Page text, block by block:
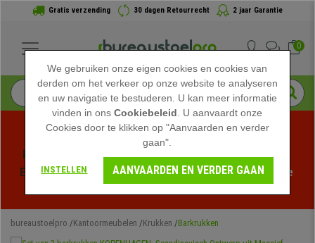
Gratis verzending 30 dagen Retourrecht 2 jaar Garantie
0
Profiteer van de Zomeruitverkoop bij bureaustoelpro!
Exclusieve kortingen voor een beperkte tijd - Bekijk de
bureaustoelpro Kantoormeubelen Krukken Barkrukken
We gebruiken onze eigen cookies en cookies van
derden om het verkeer op onze website te analyseren
en uw navigatie te bestuderen. U kan meer informatie
vinden in onsCookiebeleid . U aanvaardt onze
Cookies door te klikken op "Aanvaarden en verder
gaan".
INSTELLEN AANVAARDEN EN VERDER GAAN